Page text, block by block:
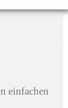
einfachen